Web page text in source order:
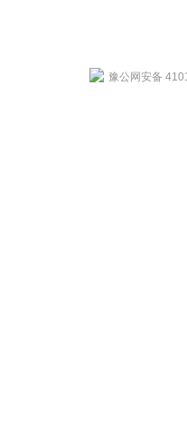
豫公网安备